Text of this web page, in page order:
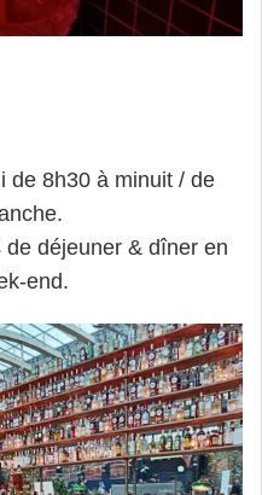
de 8h30 à minuit / de
déjeuner & dîner en
end.